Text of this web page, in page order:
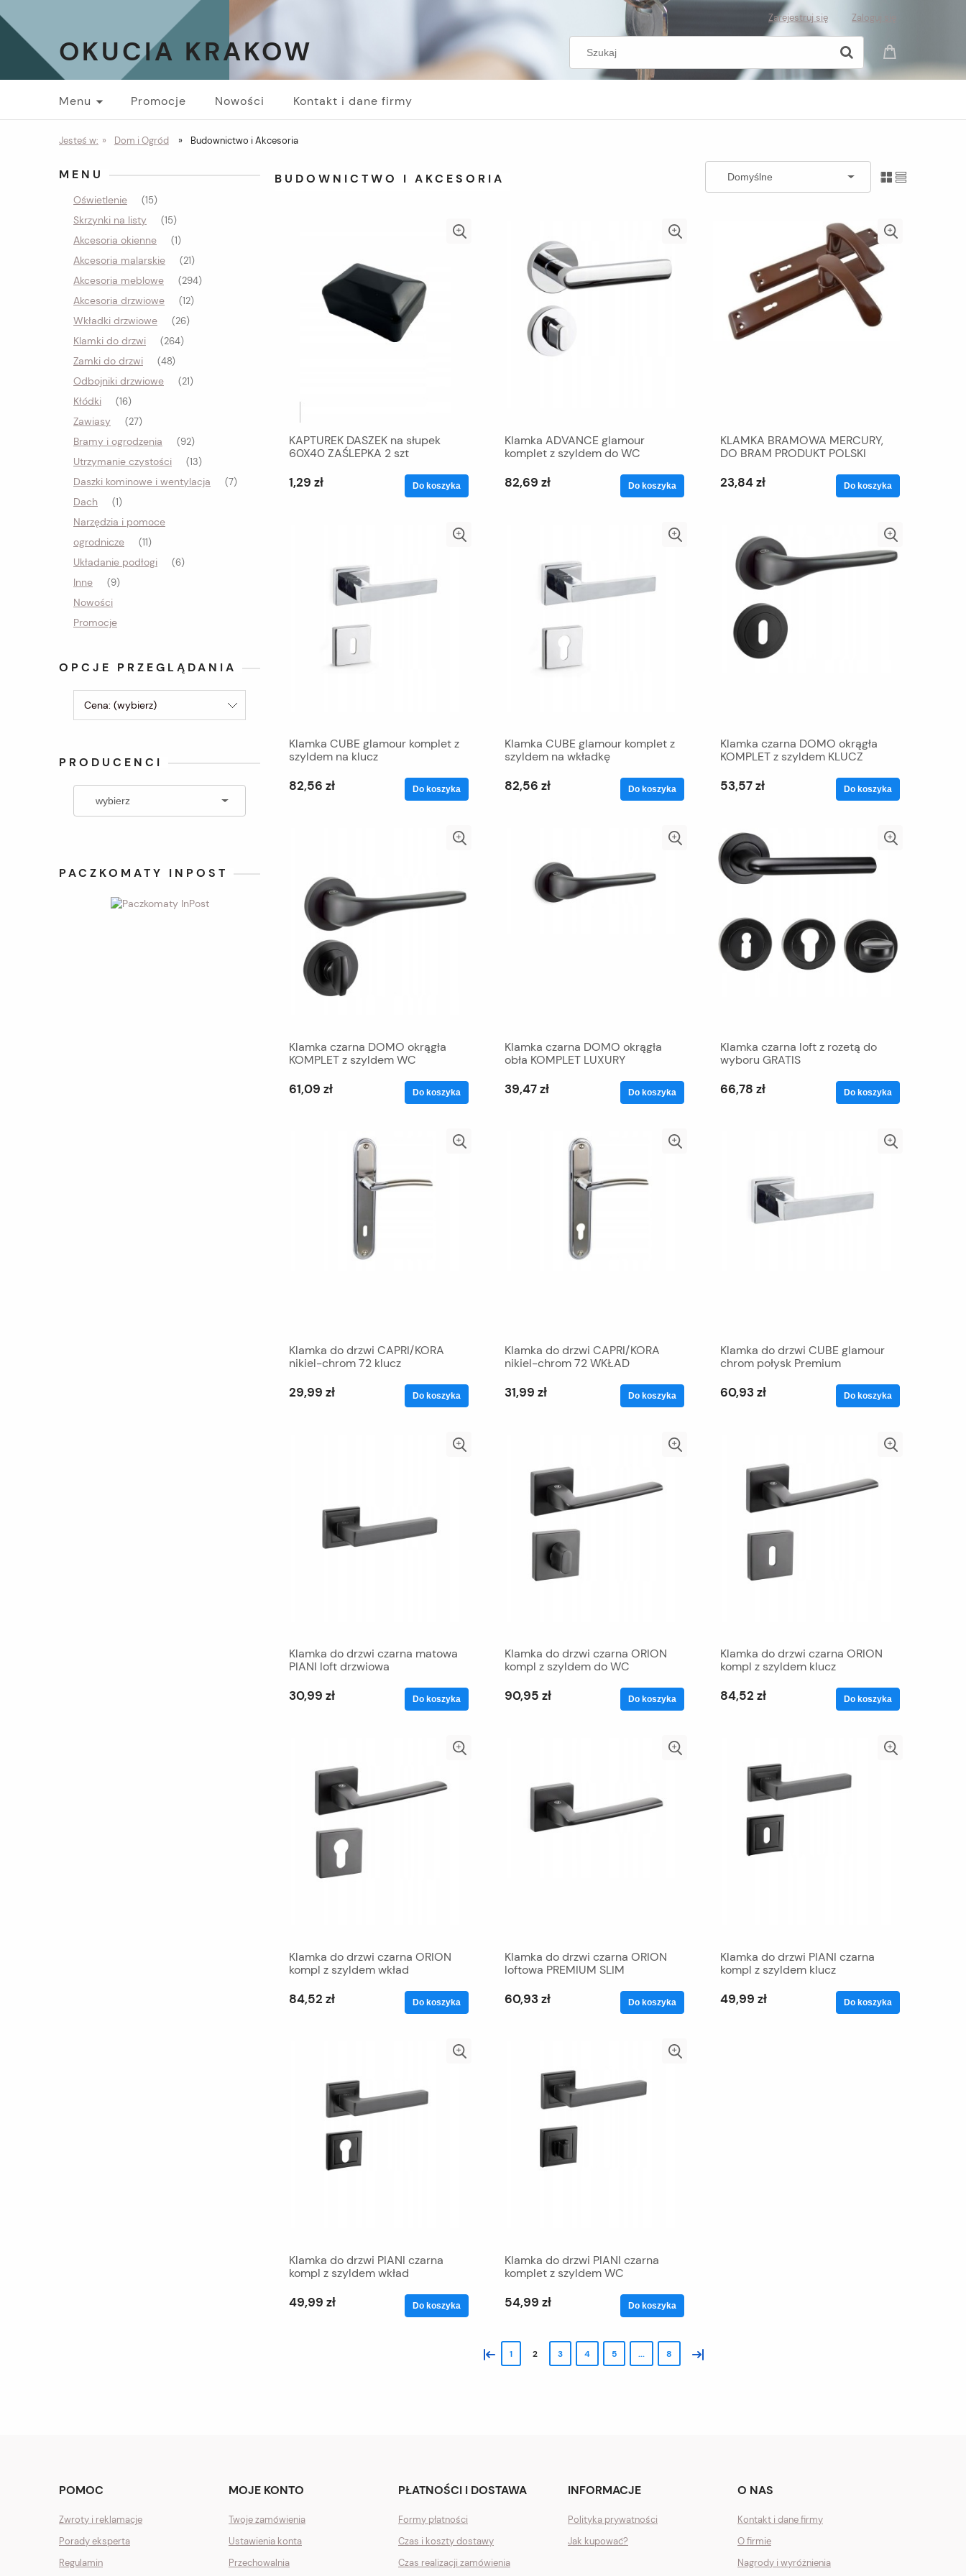
Zarejestruj się Zaloguj się
OKUCIA KRAKOW
Menu Promocje Nowości Kontakt i dane firmy
Jesteś w: » Dom i Ogród » Budownictwo i Akcesoria
MENU
Oświetlenie (15)
Skrzynki na listy (15)
Akcesoria okienne (1)
Akcesoria malarskie (21)
Akcesoria meblowe (294)
Akcesoria drzwiowe (12)
Wkładki drzwiowe (26)
Klamki do drzwi (264)
Zamki do drzwi (48)
Odbojniki drzwiowe (21)
Kłódki (16)
Zawiasy (27)
Bramy i ogrodzenia (92)
Utrzymanie czystości (13)
Daszki kominowe i wentylacja (7)
Dach (1)
Narzędzia i pomoce
ogrodnicze
(11)
Układanie podłogi (6)
Inne (9)
Nowości
Promocje
OPCJE PRZEGLĄDANIA
Cena: (wybierz)
PRODUCENCI
PACZKOMATY INPOST
BUDOWNICTWO I AKCESORIA
KAPTUREK DASZEK na słupek
60X40 ZAŚLEPKA 2 szt
1,29 zł Do koszyka
Klamka ADVANCE glamour
komplet z szyldem do WC
82,69 zł Do koszyka
KLAMKA BRAMOWA MERCURY,
DO BRAM PRODUKT POLSKI
23,84 zł Do koszyka
Klamka CUBE glamour komplet z
szyldem na klucz
82,56 zł Do koszyka
Klamka CUBE glamour komplet z
szyldem na wkładkę
82,56 zł Do koszyka
Klamka czarna DOMO okrągła
KOMPLET z szyldem KLUCZ
53,57 zł Do koszyka
Klamka czarna DOMO okrągła
KOMPLET z szyldem WC
61,09 zł Do koszyka
Klamka czarna DOMO okrągła
obła KOMPLET LUXURY
39,47 zł Do koszyka
Klamka czarna loft z rozetą do
wyboru GRATIS
66,78 zł Do koszyka
Klamka do drzwi CAPRI/KORA
nikiel-chrom 72 klucz
29,99 zł Do koszyka
Klamka do drzwi CAPRI/KORA
nikiel-chrom 72 WKŁAD
31,99 zł Do koszyka
Klamka do drzwi CUBE glamour
chrom połysk Premium
60,93 zł Do koszyka
Klamka do drzwi czarna matowa
PIANI loft drzwiowa
30,99 zł Do koszyka
Klamka do drzwi czarna ORION
kompl z szyldem do WC
90,95 zł Do koszyka
Klamka do drzwi czarna ORION
kompl z szyldem klucz
84,52 zł Do koszyka
Klamka do drzwi czarna ORION
kompl z szyldem wkład
84,52 zł Do koszyka
Klamka do drzwi czarna ORION
loftowa PREMIUM SLIM
60,93 zł Do koszyka
Klamka do drzwi PIANI czarna
kompl z szyldem klucz
49,99 zł Do koszyka
Klamka do drzwi PIANI czarna
kompl z szyldem wkład
49,99 zł Do koszyka
Klamka do drzwi PIANI czarna
komplet z szyldem WC
54,99 zł Do koszyka
« 1 2 3 4 5 ... 8 »
POMOC
Zwroty i reklamacje
Porady eksperta
Regulamin
MOJE KONTO
Twoje zamówienia
Ustawienia konta
Przechowalnia
PŁATNOŚCI I DOSTAWA
Formy płatności
Czas i koszty dostawy
Czas realizacji zamówienia
INFORMACJE
Polityka prywatności
Jak kupować?
O NAS
Kontakt i dane firmy
O firmie
Nagrody i wyróżnienia